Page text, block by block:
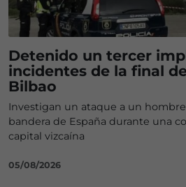
Detenido un tercer
incidentes de la final
Bilbao
Investigan un ataque a un
bandera de España durante una
capital vizcaína
05/08/2026